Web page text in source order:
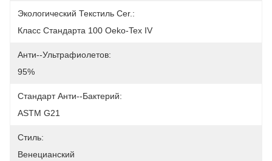
Экологический Текстиль Cer.:
Класс Стандарта 100 Oeko-Tex IV
Анти--ультрафиолетов:
95%
Стандарт Анти--бактерий:
ASTM G21
Стиль:
Венецианский